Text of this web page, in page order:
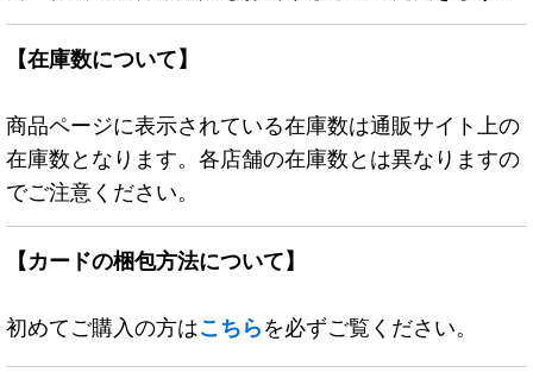
【在庫数について】
商品ページに表示されている在庫数は通販サイト上の
在庫数となります。各店舗の在庫数とは異なりますの
でご注意ください。
【カードの梱包方法について】
初めてご購入の方はこちらを必ずご覧ください。